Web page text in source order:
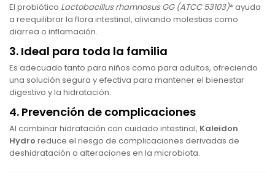
El probiótico Lactobacillus rhamnosus GG(ATCC 53103)* ayuda
a reequilibrar la flora intestinal, aliviando molestias como
diarrea o inflamación.
3. Ideal para toda la familia
Es adecuado tanto para niños como para adultos, ofreciendo
una solución segura y efectiva para mantener el bienestar
digestivo y la hidratación.
4. Prevención de complicaciones
Al combinar hidratación con cuidado intestinal, Kaleidon
Hydro reduce el riesgo de complicaciones derivadas de
deshidratación o alteraciones en la microbiota.